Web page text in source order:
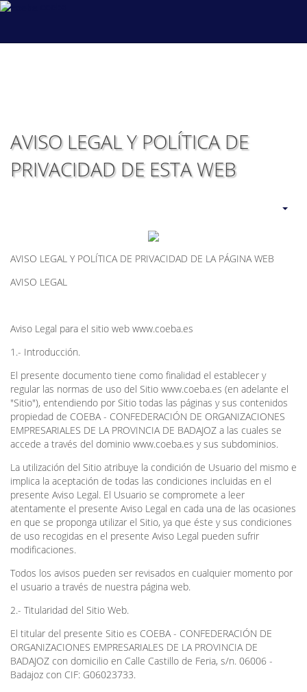
AVISO LEGAL Y POLÍTICA DE
PRIVACIDAD DE ESTA WEB
AVISO LEGAL Y POLÍTICA DE PRIVACIDAD DE LA PÁGINA WEB
AVISO LEGAL
Aviso Legal para el sitio web www.coeba.es
1.- Introducción.
El presente documento tiene como finalidad el establecer y
regular las normas de uso del Sitio www.coeba.es (en adelante el
"Sitio"), entendiendo por Sitio todas las páginas y sus contenidos
propiedad de COEBA - CONFEDERACIÓN DE ORGANIZACIONES
EMPRESARIALES DE LA PROVINCIA DE BADAJOZ a las cuales se
accede a través del dominio www.coeba.es y sus subdominios.
La utilización del Sitio atribuye la condición de Usuario del mismo e
implica la aceptación de todas las condiciones incluidas en el
presente Aviso Legal. El Usuario se compromete a leer
atentamente el presente Aviso Legal en cada una de las ocasiones
en que se proponga utilizar el Sitio, ya que éste y sus condiciones
de uso recogidas en el presente Aviso Legal pueden sufrir
modificaciones.
Todos los avisos pueden ser revisados en cualquier momento por
el usuario a través de nuestra página web.
2.- Titularidad del Sitio Web.
El titular del presente Sitio es COEBA - CONFEDERACIÓN DE
ORGANIZACIONES EMPRESARIALES DE LA PROVINCIA DE
BADAJOZ con domicilio en Calle Castillo de Feria, s/n. 06006 -
Badajoz con CIF: G06023733.